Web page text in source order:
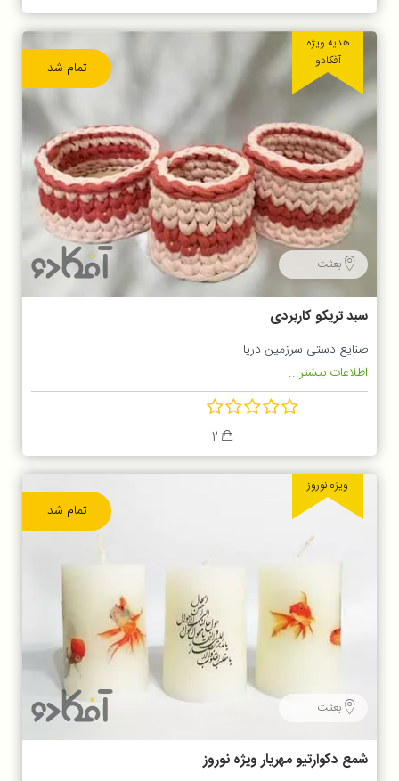
تمام شد
هدیه ویژه
آفکادو
بعثت
سبد تریکو کاربردی
صنایع دستی سرزمین دریا
اطلاعات بیشتر...
تمام شد
ویژه نوروز
بعثت
شمع دکوارتیو مهریار ویژه نوروز